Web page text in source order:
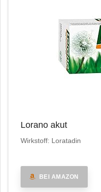
Lorano akut
Wirkstoff: Loratadin
BEI AMAZON